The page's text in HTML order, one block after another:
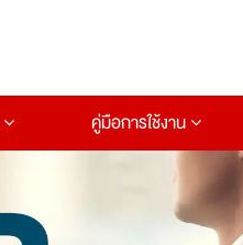
คู่มือการใช้งาน